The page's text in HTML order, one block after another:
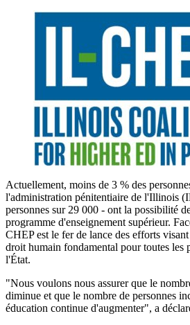
Actuellement, moins de 3 % des
l'administration pénitentiaire de l'Illinois
personnes sur 29 000 - ont la possibilité
programme d'enseignement supérieur.
CHEP est le fer de lance des efforts
droit humain fondamental pour toutes les
l'État.
"Nous voulons nous assurer que le
diminue et que le nombre de personnes
éducation continue d'augmenter", a